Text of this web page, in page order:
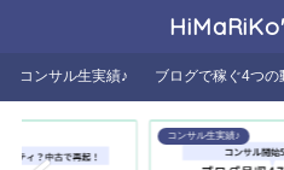
コンサル生実績♪ ブログで稼ぐ4つの
コンサル生実績♪